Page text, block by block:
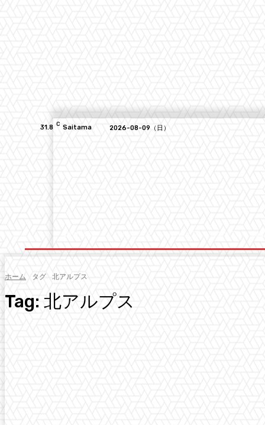
31.8 C Saitama 2026-08-09（日）
ホーム タグ 北アルプス
Tag: 北アルプス